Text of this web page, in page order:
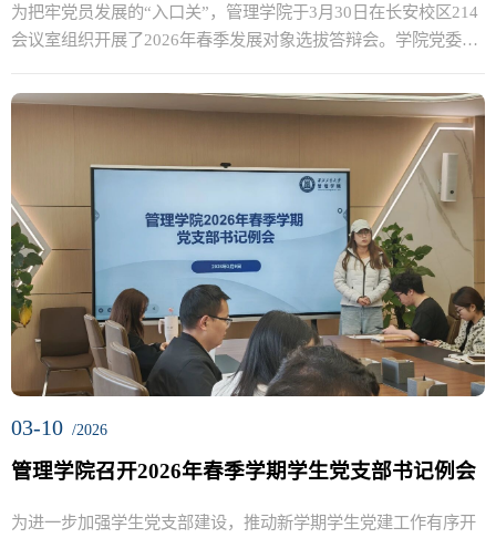
为把牢党员发展的“入口关”，管理学院于3月30日在长安校区214
会议室组织开展了2026年春季发展对象选拔答辩会。学院党委副
03-10 /2026
管理学院召开2026年春季学期学生党支部书记例会
为进一步加强学生党支部建设，推动新学期学生党建工作有序开